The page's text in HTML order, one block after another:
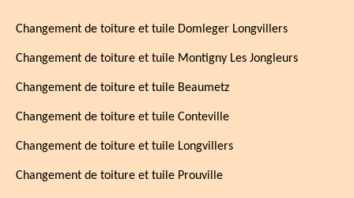
Changement de toiture et tuile Domleger Longvillers
Changement de toiture et tuile Montigny Les Jongleurs
Changement de toiture et tuile Beaumetz
Changement de toiture et tuile Conteville
Changement de toiture et tuile Longvillers
Changement de toiture et tuile Prouville